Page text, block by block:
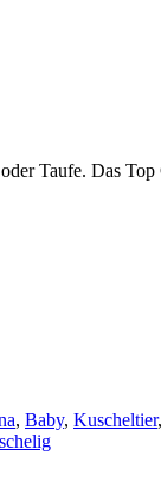
Taufe. Das
, Baby, Kuscheltier,